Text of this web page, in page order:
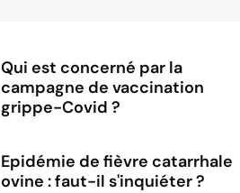
Qui est concerné par la
campagne de vaccination
grippe-Covid ?
Epidémie de fièvre catarrhale
ovine : faut-il s'inquiéter ?